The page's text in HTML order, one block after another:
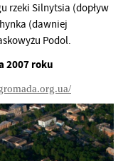
rzeki Silnytsia (dopływ
(dawniej
Podol.
2007 roku